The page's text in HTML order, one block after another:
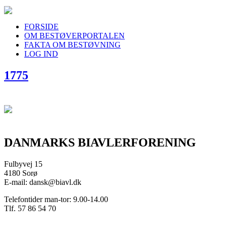
FORSIDE
OM BESTØVERPORTALEN
FAKTA OM BESTØVNING
LOG IND
1775
DANMARKS BIAVLERFORENING
Fulbyvej 15
4180 Sorø
E-mail: dansk@biavl.dk
Telefontider man-tor: 9.00-14.00
Tlf. 57 86 54 70